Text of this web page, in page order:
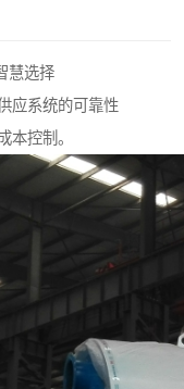
慧选择
应系统的可靠性
本控制。